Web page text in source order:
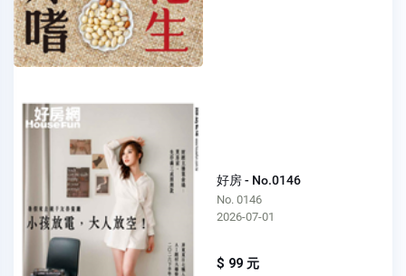
好房 - No.0146
No. 0146
2026-07-01
$ 99 元